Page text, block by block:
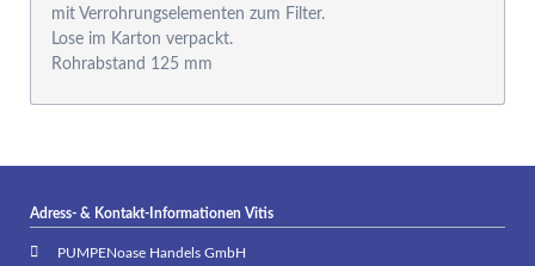
mit Verrohrungselementen zum Filter.
Lose im Karton verpackt.
Rohrabstand 125 mm
Adress- & Kontakt-Informationen Vitis
PUMPENoase Handels GmbH